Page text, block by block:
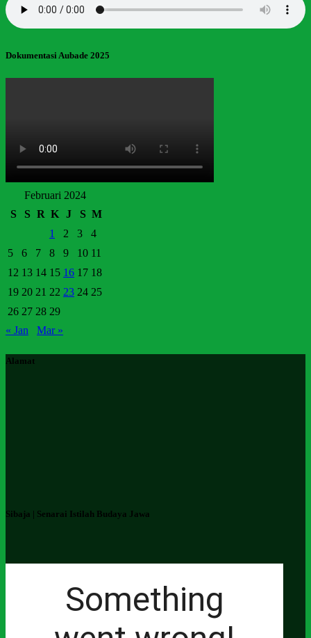
Dokumentasi Aubade 2025
Februari 2024
S
S R K J S M
1
2 3
4
5
6 7 8 9 10 11
12 13 14 15 16 17 18
19 20 21 22 23 24 25
26 27 28 29
« Jan
Mar »
Alamat
Sibaja | Senarai Istilah Budaya Jawa